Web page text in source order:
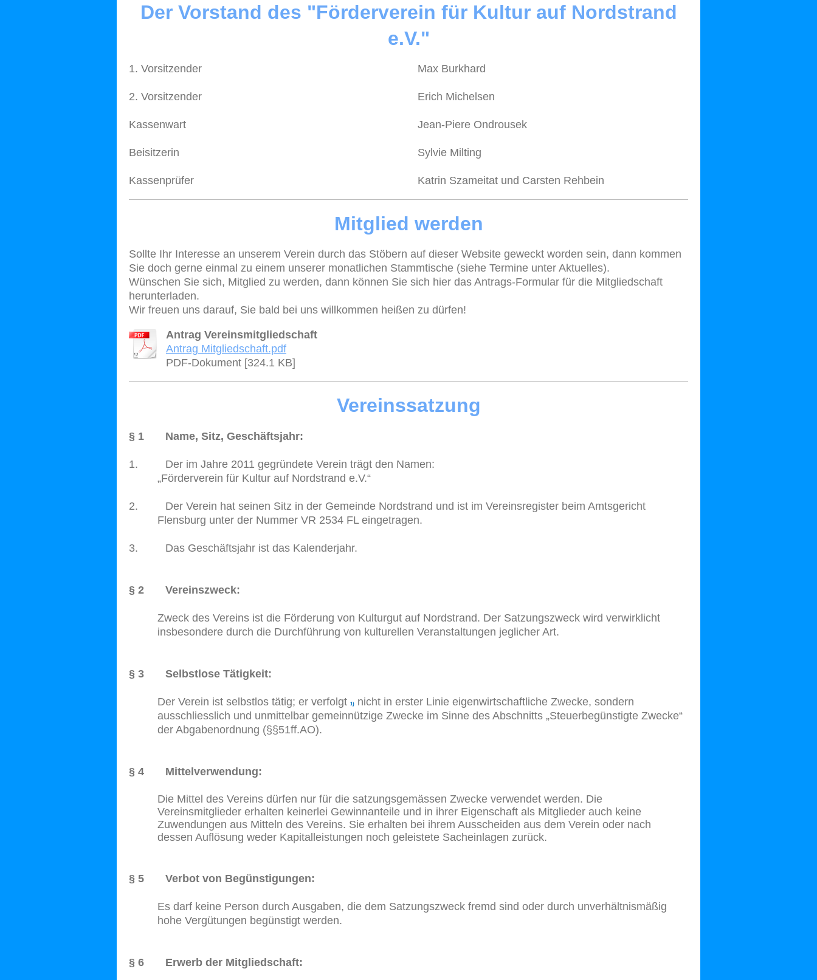
Der Vorstand des "Förderverein für Kultur auf Nordstrand
e.V."
1. Vorsitzender
2. Vorsitzender
Kassenwart
Beisitzerin
Kassenprüfer
Max Burkhard
Erich Michelsen
Jean-Piere Ondrousek
Sylvie Milting
Katrin Szameitat und Carsten Rehbein
Mitglied werden
Sollte Ihr Interesse an unserem Verein durch das Stöbern auf dieser Website geweckt worden sein, dann kommen
Sie doch gerne einmal zu einem unserer monatlichen Stammtische (siehe Termine unter Aktuelles).
Wünschen Sie sich, Mitglied zu werden, dann können Sie sich hier das Antrags-Formular für die Mitgliedschaft
herunterladen.
Wir freuen uns darauf, Sie bald bei uns willkommen heißen zu dürfen!
Antrag Vereinsmitgliedschaft
Antrag Mitgliedschaft.pdf
PDF-Dokument [324.1 KB]
Vereinssatzung
§ 1 Name, Sitz, Geschäftsjahr:
1. Der im Jahre 2011 gegründete Verein trägt den Namen:
„Förderverein für Kultur auf Nordstrand e.V.“
2. Der Verein hat seinen Sitz in der Gemeinde Nordstrand und ist im Vereinsregister beim Amtsgericht
Flensburg unter der Nummer VR 2534 FL eingetragen.
3. Das Geschäftsjahr ist das Kalenderjahr.
§ 2 Vereinszweck:
Zweck des Vereins ist die Förderung von Kulturgut auf Nordstrand. Der Satzungszweck wird verwirklicht
insbesondere durch die Durchführung von kulturellen Veranstaltungen jeglicher Art.
§ 3 Selbstlose Tätigkeit:
Der Verein ist selbstlos tätig; er verfolgt 1)
nicht in erster Linie eigenwirtschaftliche Zwecke, sondern
ausschliesslich und unmittelbar gemeinnützige Zwecke im Sinne des Abschnitts „Steuerbegünstigte Zwecke“
der Abgabenordnung (§§51ff.AO).
§ 4 Mittelverwendung:
Die Mittel des Vereins dürfen nur für die satzungsgemässen Zwecke verwendet werden. Die
Vereinsmitglieder erhalten keinerlei Gewinnanteile und in ihrer Eigenschaft als Mitglieder auch keine
Zuwendungen aus Mitteln des Vereins. Sie erhalten bei ihrem Ausscheiden aus dem Verein oder nach
dessen Auflösung weder Kapitalleistungen noch geleistete Sacheinlagen zurück.
§ 5 Verbot von Begünstigungen:
Es darf keine Person durch Ausgaben, die dem Satzungszweck fremd sind oder durch unverhältnismäßig
hohe Vergütungen begünstigt werden.
§ 6 Erwerb der Mitgliedschaft: